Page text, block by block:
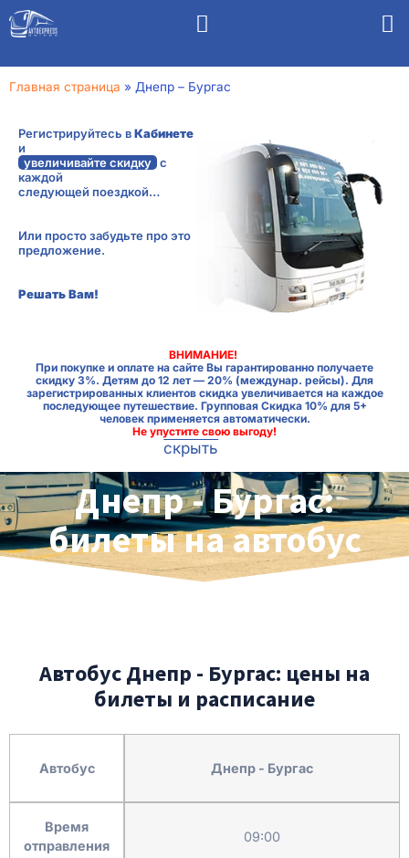
Главная страница » Днепр – Бургас
Регистрируйтесь вКабинете
и
увеличивайте скидкус
каждой
следующей поездкой…
Или просто забудьте про это
предложение.
Решать Вам!
ВНИМАНИЕ!
При покупке и оплате на сайте Вы гарантированно получаете
скидку 3%. Детям до 12 лет — 20% (междунар. рейсы). Для
зарегистрированных клиентов скидка увеличивается на каждое
последующее путешествие. Групповая Скидка 10% для 5+
человек применяется автоматически.
Не упустите свою выгоду!
скрыть
Днепр - Бургас:
билеты на автобус
Автобус Днепр - Бургас: цены на
билеты и расписание
Автобус
Время
отправления
Днепр - Бургас
09:00